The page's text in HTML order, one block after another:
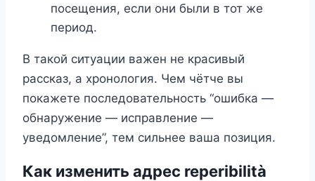
посещения, если они были в тот же
период.
В такой ситуации важен не красивый
рассказ, а хронология. Чем чётче вы
покажете последовательность “ошибка —
обнаружение — исправление —
уведомление”, тем сильнее ваша позиция.
Как изменить адрес reperibilità